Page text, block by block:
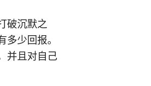
破沉默之
少回报。
并且对自己